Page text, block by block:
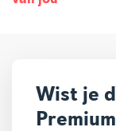
Wist je